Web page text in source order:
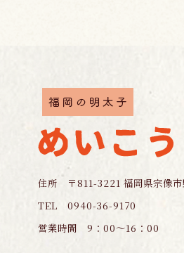
住所 〒811-3221 福岡県宗像
TEL 0940-36-9170
営業時間 9：00～16：00